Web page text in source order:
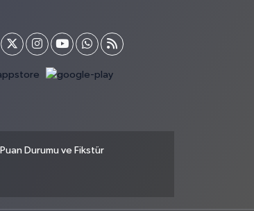
Puan Durumu ve Fikstür